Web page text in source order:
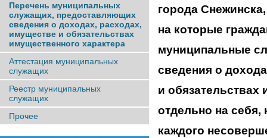
Перечень муниципальных
служащих, предоставляющих
сведения о доходах, расходах,
имуществе и обязательствах
имущественного характера
Аттестация муниципальных
служащих
Реестр муниципальных
служащих
Прочее
города
на которые
муниципальные
сведения о
и обязательствах
отдельно на себя,
каждого